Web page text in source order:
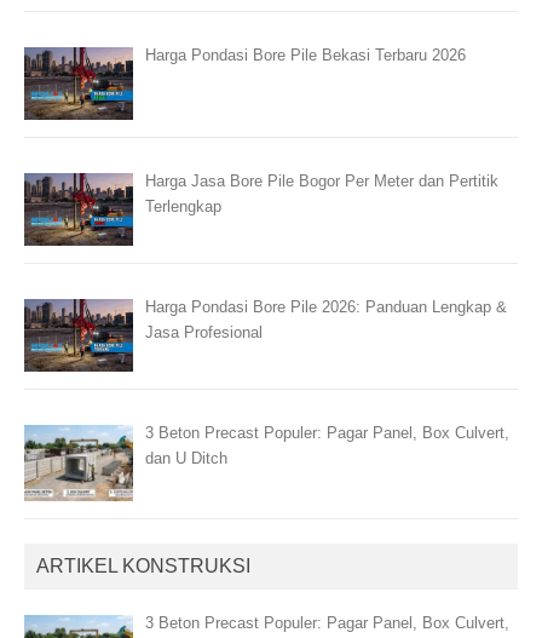
Harga Pondasi Bore Pile Bekasi Terbaru 2026
Harga Jasa Bore Pile Bogor Per Meter dan Pertitik
Terlengkap
Harga Pondasi Bore Pile 2026: Panduan Lengkap &
Jasa Profesional
3 Beton Precast Populer: Pagar Panel, Box Culvert,
dan U Ditch
ARTIKEL KONSTRUKSI
3 Beton Precast Populer: Pagar Panel, Box Culvert,